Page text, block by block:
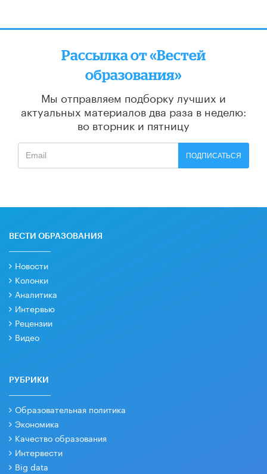
Рассылка от «Вестей
образования»
Мы отправляем подборку лучших и
актуальных материалов два раза в неделю:
во вторник и пятницу
ПОДПИСАТЬСЯ
ВЕСТИ ОБРАЗОВАНИЯ
Новости
Колонки
Аналитика
Интервью
Рецензии
Видео
РУБРИКИ
Образовательная политика
Экономика
Качество образования
Интервести
Big data